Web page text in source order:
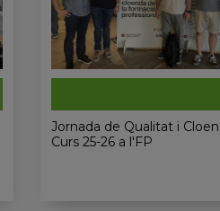
Jornada de Qualitat i
Curs 25-26 a l'FP